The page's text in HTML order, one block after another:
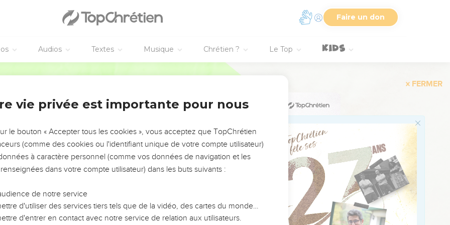
Faire un don
Audios Textes Musique Chrétien ? Le Top
des objets d'or, avec le poids, pour ce qui devait être d'or, pour tous les ustensiles de
pour tous les ustensiles d'argent, avec le poids, pour tous les ustensiles de chaque
chandeliers d'or et de leurs lampes d'or, avec le poids de chaque chandelier et de
des chandeliers d'argent, avec le poids de chaque chandelier et de ses lampes, selon
les bassins et les fioles d'or pur ; et pour les coupes d'or, avec le poids de
coupes d'argent, avec le poids de chaque coupe ;
en or épuré, avec le poids ; et le modèle du char, des chérubins d'or qui étendent
de l'alliance de l'Éternel.
en écrit de la part de l'Éternel, qui m'en a donné l'intelligence, savoir, de toutes les
son fils : Fortifie-toi, prends courage et agis ; ne crains point, et ne t'effraye point ;
sera avec toi : il ne te laissera point et ne t'abandonnera point, jusqu'à ce que
vie privée est importante pour nous
le bouton « Accepter tous les cookies », vous acceptez que TopChrétien
(comme des cookies ou l'identifiant unique de votre compte utilisateur)
à caractère personnel (comme vos données de navigation et les
dans votre compte utilisateur) dans les buts suivants :
de notre service
d'utiliser des services tiers tels que de la vidéo, des cartes du monde…
d'entrer en contact avec notre service de relation aux utilisateurs.